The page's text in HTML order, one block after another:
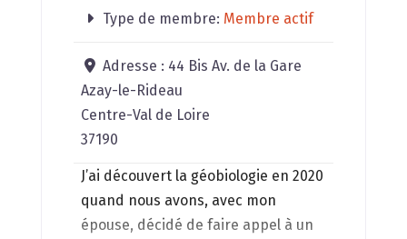
Type de membre: Membre actif
Adresse : 44 Bis Av. de la Gare
Azay-le-Rideau
Centre-Val de Loire
37190
J’ai découvert la géobiologie en 2020
quand nous avons, avec mon
épouse, décidé de faire appel à un